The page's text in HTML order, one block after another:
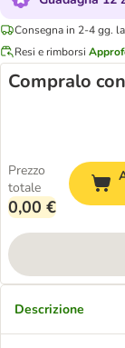
Consegna in 2-4 gg.
Resi e rimborsi
Compralo
Prezzo
totale
0,00 €
Descrizione